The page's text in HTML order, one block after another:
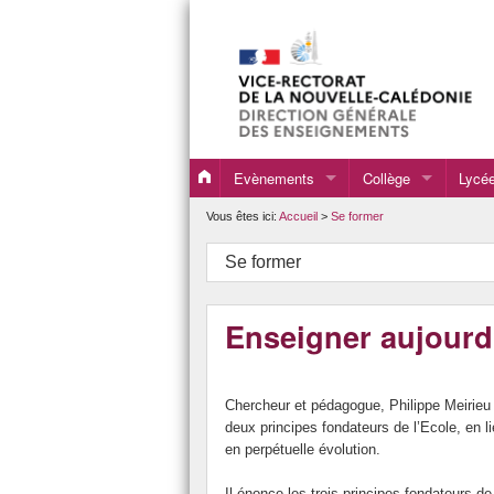
Evènements
Evènements 2020
Evènements 2021
Evènements 2023
Evènements 2025
Evènements 2026
Collège
Programmes,
Ressources pour la
Vous êtes ici: Accueil > Se former
Se former
Enseigner
Chercheur et pédagogue, Philippe
deux principes fondateurs de l’Ecole, en
en perpétuelle évolution.